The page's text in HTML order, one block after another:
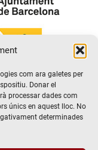
com ara galetes per
Donar el
processar dades com
únics en aquest lloc. No
determinades